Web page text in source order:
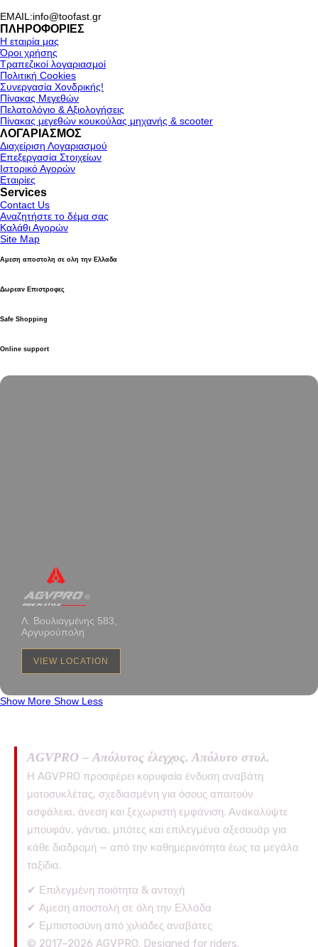
EMAIL:info@toofast.gr
ΠΛΗΡΟΦΟΡΙΕΣ
Η εταιρία μας
Όροι χρήσης
Τραπεζικοί λογαριασμοί
Πολιτική Cookies
Συνεργασία Χονδρικής!
Πίνακας Μεγεθών
Πελατολόγιο & Αξιολογήσεις
Πίνακας μεγεθών κουκούλας μηχανής & scooter
ΛΟΓΑΡΙΑΣΜΟΣ
Διαχείριση Λογαριασμού
Επεξεργασία Στοιχείων
Ιστορικό Αγορών
Εταιρίες
Services
Contact Us
Αναζητήστε το δέμα σας
Καλάθι Αγορών
Site Map
Αμεση αποστολη σε ολη την Ελλαδα
Δωρεαν Επιστροφες
Safe Shopping
Online support
Λ. Βουλιαγμένης 583,
Αργυρούπολη
VIEW LOCATION
Show More Show Less
AGVPRO – Απόλυτος έλεγχος. Απόλυτο στυλ.
Η AGVPRO προσφέρει κορυφαία ένδυση αναβάτη
μοτοσυκλέτας, σχεδιασμένη για όσους απαιτούν
ασφάλεια, άνεση και ξεχωριστή εμφάνιση. Ανακαλύψτε
μπουφάν, γάντια, μπότες και επιλεγμένα αξεσουάρ για
κάθε διαδρομή — από την καθημερινότητα έως τα μεγάλα
ταξίδια.
✔ Επιλεγμένη ποιότητα & αντοχή
✔ Άμεση αποστολή σε όλη την Ελλάδα
✔ Εμπιστοσύνη από χιλιάδες αναβάτες
© 2017–2026 AGVPRO. Designed for riders.